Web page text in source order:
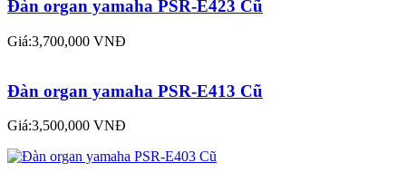
Đàn organ yamaha PSR-E423 Cũ
Giá:3,700,000 VNĐ
Đàn organ yamaha PSR-E413 Cũ